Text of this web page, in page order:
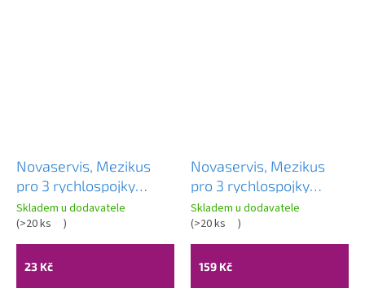
Novaservis, Mezikus
pro 3 rychlospojky
plast, DY8015
Skladem u dodavatele
(>20 ks )
23 Kč
Novaservis, Mezikus
pro 3 rychlospojky
mosadz, DY8015C
Skladem u dodavatele
(>20 ks )
159 Kč